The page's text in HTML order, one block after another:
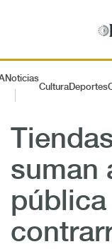
Noticias
CulturaDeportes
suman